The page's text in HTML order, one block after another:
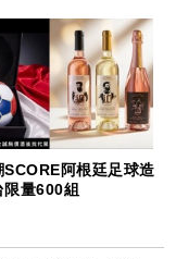
SCORE阿根廷足球造
限量600組